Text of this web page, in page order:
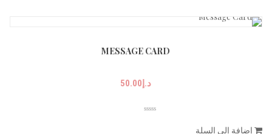
MESSAGE CARD
د.إ50.00
إضافة إلى السلة